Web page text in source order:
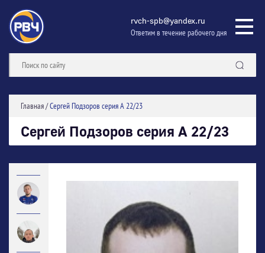
rvch-spb@yandex.ru
Ответим в течение рабочего дня
Главная/Сергей Подзоров серия А 22/23
Сергей Подзоров серия А 22/23